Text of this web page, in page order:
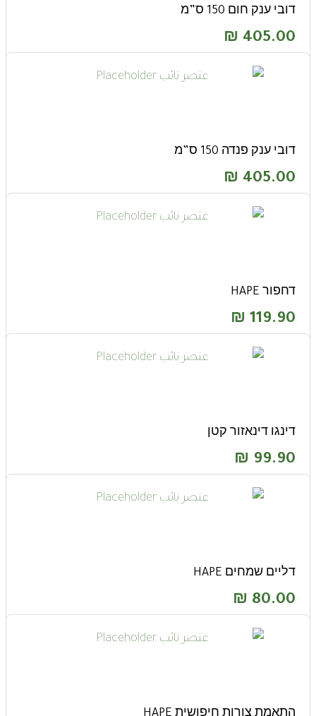
דובי ענק חום 150 ס”מ
405.00
₪
דובי ענק פנדה 150 ס”מ
405.00
₪
דחפור HAPE
119.90
₪
דינגו דינאזור קטן
99.90
₪
דליים שמחים HAPE
80.00
₪